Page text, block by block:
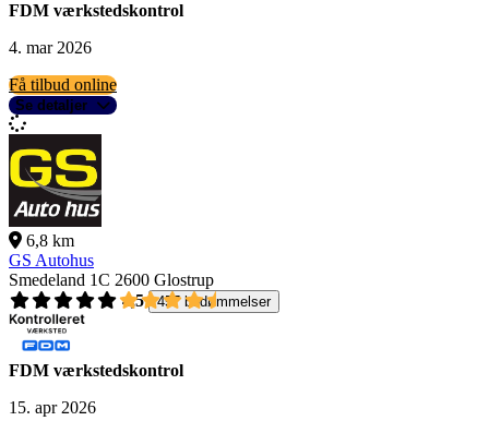
FDM værkstedskontrol
4. mar 2026
Få tilbud online
Se detaljer
6,8 km
GS Autohus
Smedeland 1C 2600 Glostrup
4,5
457 bedømmelser
FDM værkstedskontrol
15. apr 2026